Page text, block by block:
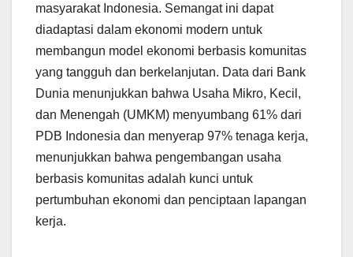
masyarakat Indonesia. Semangat ini dapat
diadaptasi dalam ekonomi modern untuk
membangun model ekonomi berbasis komunitas
yang tangguh dan berkelanjutan. Data dari Bank
Dunia menunjukkan bahwa Usaha Mikro, Kecil,
dan Menengah (UMKM) menyumbang 61% dari
PDB Indonesia dan menyerap 97% tenaga kerja,
menunjukkan bahwa pengembangan usaha
berbasis komunitas adalah kunci untuk
pertumbuhan ekonomi dan penciptaan lapangan
kerja.